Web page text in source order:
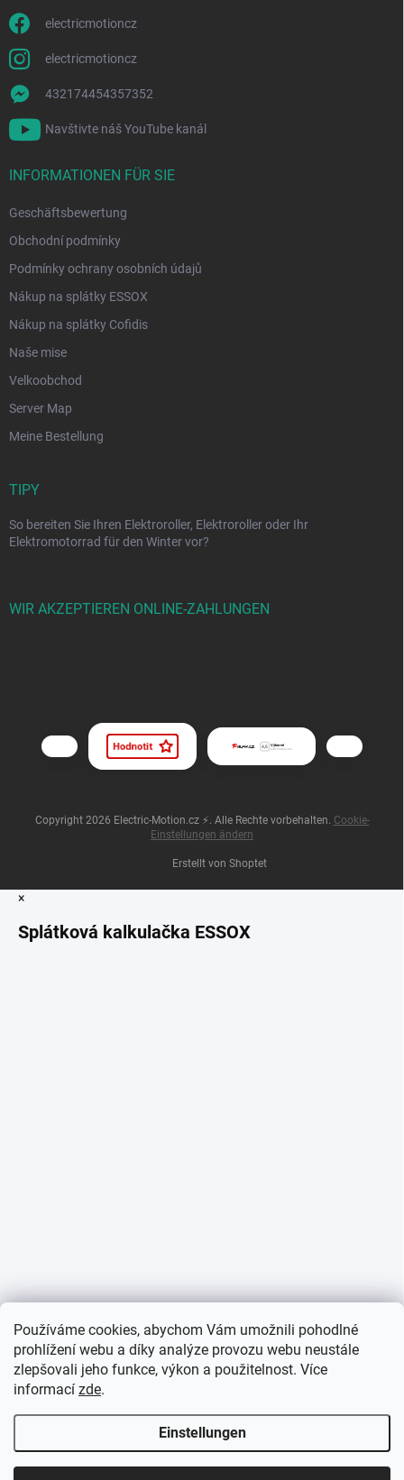
Používáme cookies, abychom Vám umožnili pohodlné
prohlížení webu a díky analýze provozu webu neustále
zlepšovali jeho funkce, výkon a použitelnost. Více
informací zde.
Einstellungen
electricmotioncz
electricmotioncz
432174454357352
Navštivte náš YouTube kanál
INFORMATIONEN FÜR SIE
Geschäftsbewertung
Obchodní podmínky
Podmínky ochrany osobních údajů
Nákup na splátky ESSOX
Nákup na splátky Cofidis
Naše mise
Velkoobchod
Server Map
Meine Bestellung
TIPY
So bereiten Sie Ihren Elektroroller, Elektroroller oder Ihr
Elektromotorrad für den Winter vor?
WIR AKZEPTIEREN ONLINE-ZAHLUNGEN
Erstellt von Shoptet
Copyright 2026 Electric-Motion.cz ⚡. Alle Rechte vorbehalten. Cookie-
Einstellungen ändern
×
Splátková kalkulačka ESSOX